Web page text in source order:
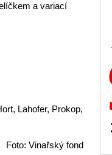
a variací
Lahofer, Prokop,
Foto: Vinařský fond